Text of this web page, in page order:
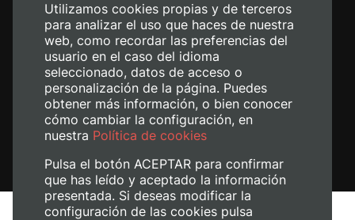
Utilizamos cookies propias y de terceros
para analizar el uso que haces de nuestra
web, como recordar las preferencias del
usuario en el caso del idioma
seleccionado, datos de acceso o
personalización de la página. Puedes
obtener más información, o bien conocer
cómo cambiar la configuración, en
nuestra Política de cookies
Pulsa el botón ACEPTAR para confirmar
que has leído y aceptado la información
presentada. Si deseas modificar la
configuración de las cookies pulsa